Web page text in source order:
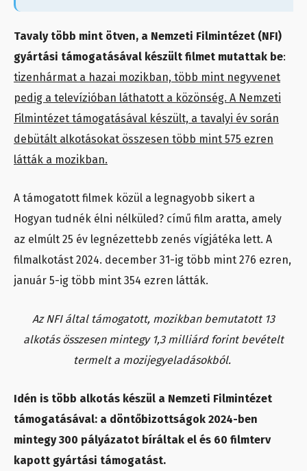
Tavaly több mint ötven, a Nemzeti Filmintézet (NFI)
gyártási támogatásával készült filmet mutattak be:
tizenhármat a hazai mozikban, több mint negyvenet
pedig a televízióban láthatott a közönség. A Nemzeti
Filmintézet támogatásával készült, a tavalyi év során
debütált alkotásokat összesen több mint 575 ezren
látták a mozikban.
A támogatott filmek közül a legnagyobb sikert a
Hogyan tudnék élni nélküled? című film aratta, amely
az elmúlt 25 év legnézettebb zenés vígjátéka lett. A
filmalkotást 2024. december 31-ig több mint 276 ezren,
január 5-ig több mint 354 ezren látták.
Az NFI által támogatott, mozikban bemutatott 13
alkotás összesen mintegy 1,3 milliárd forint bevételt
termelt a mozijegyeladásokból.
Idén is több alkotás készül a Nemzeti Filmintézet
támogatásával: a döntőbizottságok 2024-ben
mintegy 300 pályázatot bíráltak el és 60 filmterv
kapott gyártási támogatást.